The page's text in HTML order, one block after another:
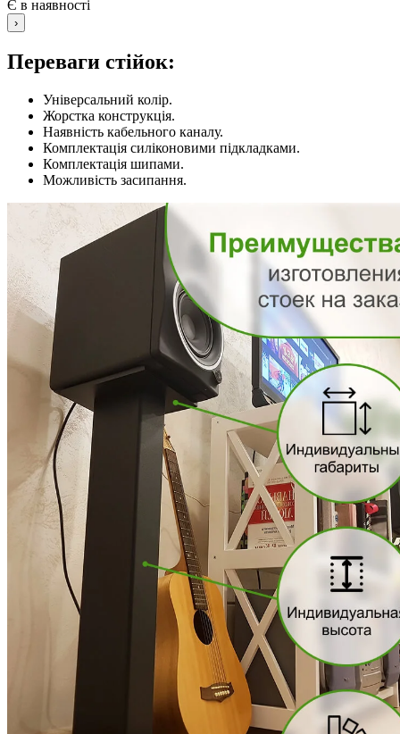
Є в наявності
›
Переваги стійок:
Універсальний колір.
Жорстка конструкція.
Наявність кабельного каналу.
Комплектація силіконовими підкладками.
Комплектація шипами.
Можливість засипання.